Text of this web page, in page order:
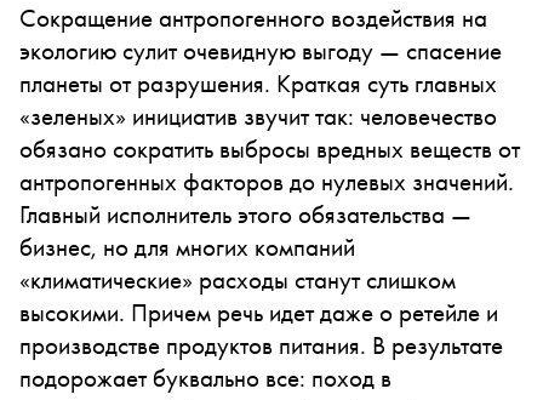
Сокращение антропогенного воздействия на
экологию сулит очевидную выгоду — спасение
планеты от разрушения. Краткая суть главных
«зеленых» инициатив звучит так: человечество
обязано сократить выбросы вредных веществ от
антропогенных факторов до нулевых значений.
Главный исполнитель этого обязательства —
бизнес, но для многих компаний
«климатические» расходы станут слишком
высокими. Причем речь идет даже о ретейле и
производстве продуктов питания. В результате
подорожает буквально все: поход в